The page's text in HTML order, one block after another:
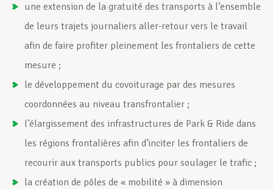
une extension de la gratuité des transports à l’ensemble
de leurs trajets journaliers aller-retour vers le travail
afin de faire profiter pleinement les frontaliers de cette
mesure ;
le développement du covoiturage par des mesures
coordonnées au niveau transfrontalier ;
l’élargissement des infrastructures de Park & Ride dans
les régions frontalières afin d’inciter les frontaliers de
recourir aux transports publics pour soulager le trafic ;
la création de pôles de « mobilité » à dimension